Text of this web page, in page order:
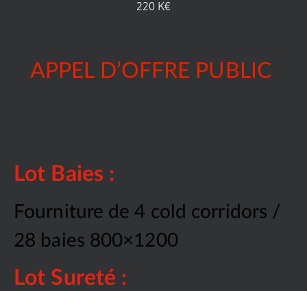
220 K€
APPEL D’OFFRE PUBLIC
Lot Baies :
Fourniture de 4 cold corridors /
28 baies 800×1200
Lot Sureté :